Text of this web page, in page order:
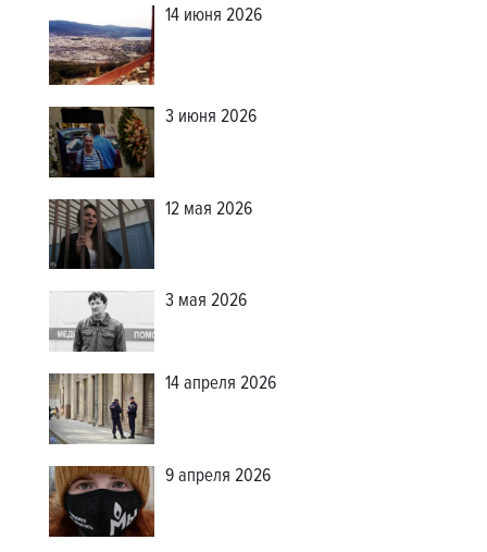
14 июня 2026
3 июня 2026
12 мая 2026
3 мая 2026
14 апреля 2026
9 апреля 2026